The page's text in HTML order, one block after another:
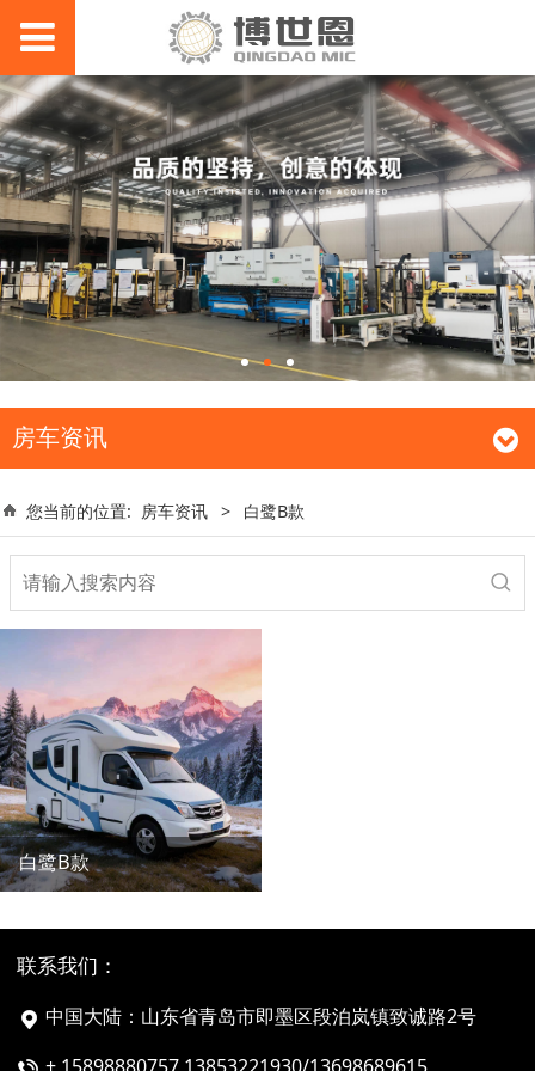
房车资讯
您当前的位置: 房车资讯 > 白鹭B款
白鹭B款
联系我们：
中国大陆：山东省青岛市即墨区段泊岚镇致诚路2号